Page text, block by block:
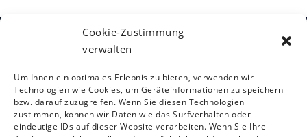
Cookie-Zustimmung
verwalten
Um Ihnen ein optimales Erlebnis zu bieten, verwenden wir
Technologien wie Cookies, um Geräteinformationen zu speichern
bzw. darauf zuzugreifen. Wenn Sie diesen Technologien
zustimmen, können wir Daten wie das Surfverhalten oder
eindeutige IDs auf dieser Website verarbeiten. Wenn Sie Ihre
Neurorehabilitation
Siebensterngasse 31/8, 1070 Wien
T: +43 (0)1 890 3474 – 950
E:oegnr@studio12.at